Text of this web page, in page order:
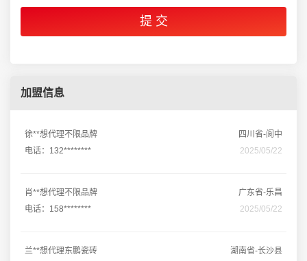
加盟信息
徐**想代理不限品牌
四川省-阆中
电话：132********
2025/05/22
肖**想代理不限品牌
广东省-乐昌
电话：158********
2025/05/22
兰**想代理东鹏瓷砖
湖南省-长沙县